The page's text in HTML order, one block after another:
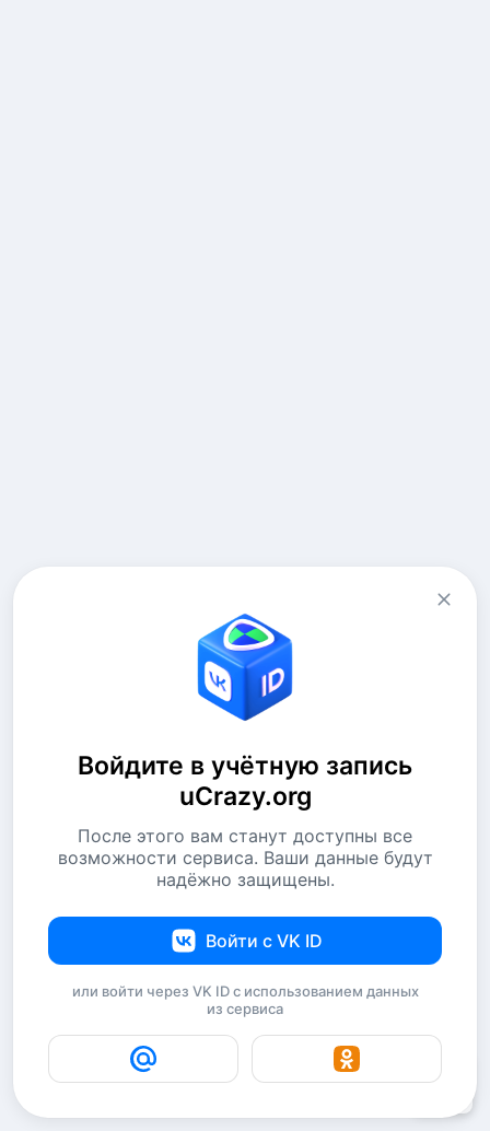
Войдите в учётную запись
uCrazy.org
После этого вам станут доступны все
возможности сервиса. Ваши данные будут
надёжно защищены.
Войти с VK ID
или войти через VK ID с использованием данных
из сервиса